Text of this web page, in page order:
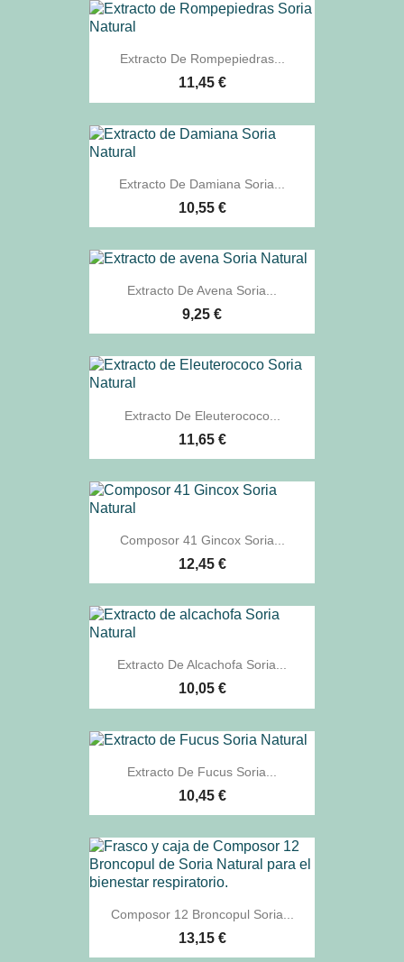
Extracto De Rompepiedras...
11,45 €
Extracto De Damiana Soria...
10,55 €
Extracto De Avena Soria...
9,25 €
Extracto De Eleuterococo...
11,65 €
Composor 41 Gincox Soria...
12,45 €
Extracto De Alcachofa Soria...
10,05 €
Extracto De Fucus Soria...
10,45 €
Composor 12 Broncopul Soria...
13,15 €